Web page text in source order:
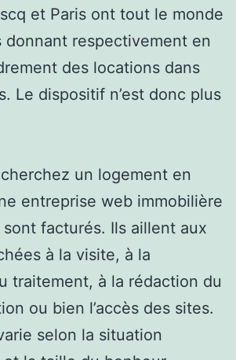
et Paris ont tout le monde
donnant respectivement en
des locations dans
Le dispositif n’est donc plus
un logement en
entreprise web immobilière
facturés. Ils aillent aux
à la visite, à la
traitement, à la rédaction du
ou bien l’accès des sites.
selon la situation